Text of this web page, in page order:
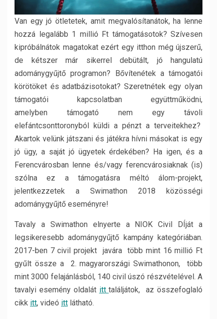
Van egy jó ötletetek, amit megvalósítanátok, ha lenne
hozzá legalább 1 millió Ft támogatásotok? Szívesen
kipróbálnátok magatokat ezért egy itthon még újszerű,
de kétszer már sikerrel debütált, jó hangulatú
adománygyűjtő programon? Bővítenétek a támogatói
körötöket és adatbázisotokat? Szeretnétek egy olyan
támogatói kapcsolatban együttműködni,
amelyben támogató nem egy távoli
elefántcsonttoronyból küldi a pénzt a terveitekhez?
Akartok velünk játszani és játékra hívni másokat is egy
jó ügy, a saját jó ügyetek érdekében? Ha igen, és a
Ferencvárosban lenne és/vagy ferencvárosiaknak (is)
szólna ez a támogatásra méltó álom-projekt,
jelentkezzetek a Swimathon 2018 közösségi
adománygyűjtő eseményre!
Tavaly a Swimathon elnyerte a NIOK Civil DÍját a
legsikeresebb adománygyűjtő kampány kategóriában.
2017-ben 7 civil projekt javára több mint 16 millió Ft
gyűlt össze a 2. magyarországi Swimathonon, több
mint 3000 felajánlásból, 140 civil úszó részvételével. A
tavalyi esemény oldalát itttaláljátok, az összefoglaló
cikk itt, videó itt látható.